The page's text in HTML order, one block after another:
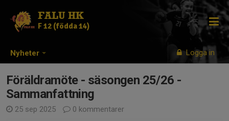
Nyheter Logga in
FALU HK
F 12 (födda 14)
Föräldramöte - säsongen 25/26 -
Sammanfattning
25 sep 2025 0 kommentarer